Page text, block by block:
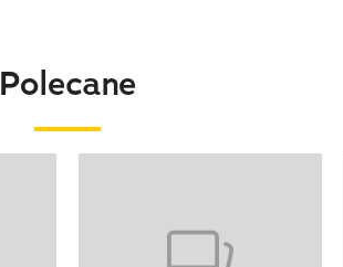
Polecane